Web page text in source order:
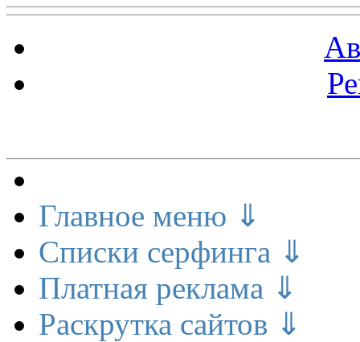
Главное меню ⇓
Списки серфинга ⇓
Платная реклама ⇓
Раскрутка сайтов ⇓